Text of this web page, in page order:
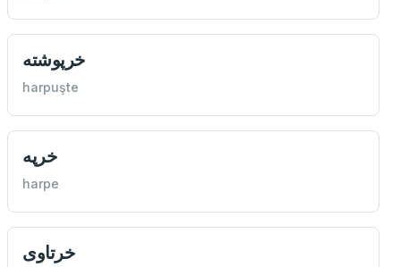
خرپوشته
harpuşte
خرپه
harpe
خرتاوی